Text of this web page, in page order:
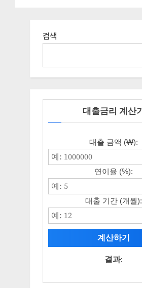
검색
대출금리 계산기
대출 금액 (₩):
연이율 (%):
대출 기간 (개월):
계산하기
결과: